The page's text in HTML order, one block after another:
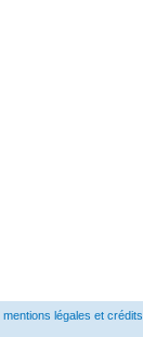
mentions légales et crédits